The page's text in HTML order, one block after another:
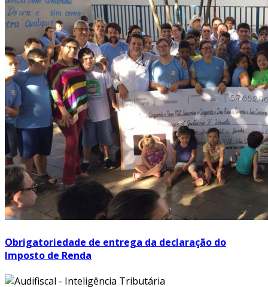
Obrigatoriedade de entrega da declaração do
Imposto de Renda